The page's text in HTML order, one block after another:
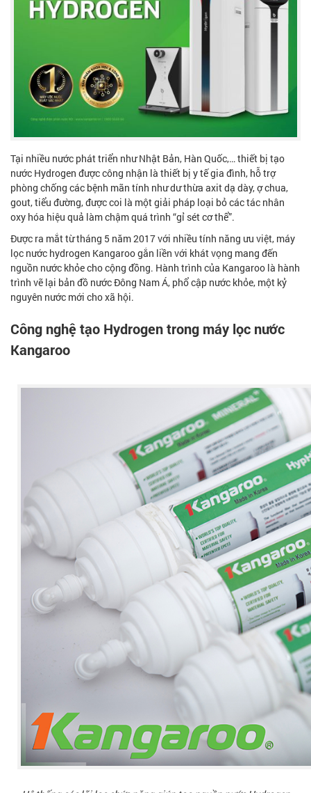
Tại nhiều nước phát triển như Nhật Bản, Hàn Quốc,… thiết bị tạo
nước Hydrogen được công nhận là thiết bị y tế gia đình, hỗ trợ
phòng chống các bệnh mãn tính như dư thừa axit dạ dày, ợ chua,
gout, tiểu đường, được coi là một giải pháp loại bỏ các tác nhân
oxy hóa hiệu quả làm chậm quá trình “gỉ sét cơ thể”.
Được ra mắt từ tháng 5 năm 2017 với nhiều tính năng ưu việt, máy
lọc nước hydrogen Kangaroo gắn liền với khát vọng mang đến
nguồn nước khỏe cho cộng đồng. Hành trình của Kangaroo là hành
trình vẽ lại bản đồ nước Đông Nam Á, phổ cập nước khỏe, một kỷ
nguyên nước mới cho xã hội.
Công nghệ tạo Hydrogen trong máy lọc nước
Kangaroo